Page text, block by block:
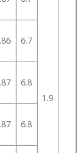
1.9
6.7
6.8
6.8